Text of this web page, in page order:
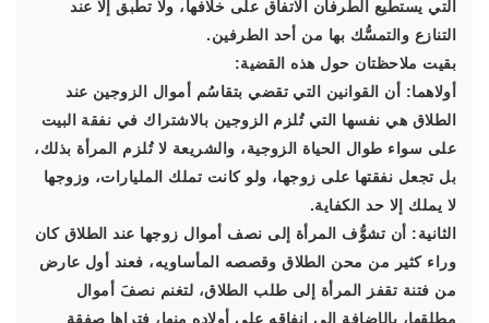
التي يستطيع الطرفان الاتفاق على خلافها، ولا تطبق إلا عند
التنازع والتمسُّك بها من أحد الطرفين.
بقيت ملاحظتان حول هذه القضية:
أولاهما: أن القوانين التي تقضي بتقاسُم أموال الزوجين عند
الطلاق هي نفسها التي تُلزم الزوجين بالاشتراك في نفقة البيت
على سواء طوال الحياة الزوجية، والشريعة لا تُلزم المرأة بذلك،
بل تجعل نفقتها على زوجها، ولو كانت تملك المليارات، وزوجها
لا يملك إلا حد الكفاية.
الثانية: أن تشوُّف المرأة إلى نصف أموال زوجها عند الطلاق كان
وراء كثير من محن الطلاق وقصصه المأساويه، فعند أول عارض
من فتنة تقفز المرأة إلى طلب الطلاق، لتغنم نصفَ أموال
مطلقها، بالإضافة إلى إنفاقه على أولاده منها، فتراها صفقة